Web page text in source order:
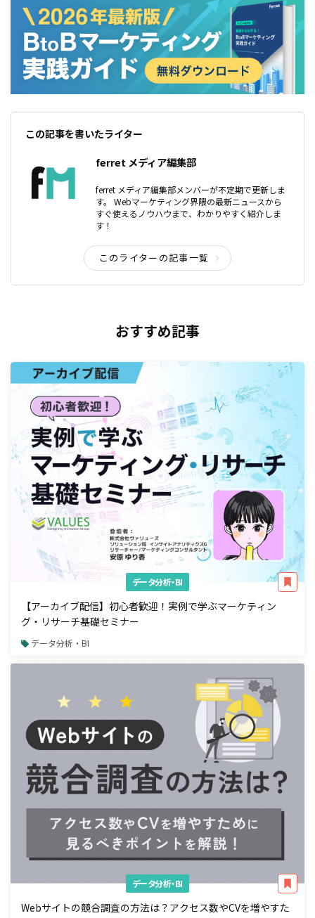
この記事を書いたライター
ferret メディア編集部
ferret メディア編集部メンバーが不定期で更新しま
す。 Webマーケティング界隈の最新ニュースから
すぐ使えるノウハウまで、わかりやすく紹介しま
す！
このライターの記事一覧
おすすめ記事
データ分析・BI
【アーカイブ配信】初心者歓迎！実例で学ぶマーケティン
グ・リサーチ基礎セミナー
データ分析・BI
データ分析・BI
Webサイトの競合調査の方法は？アクセス数やCVを増やすた